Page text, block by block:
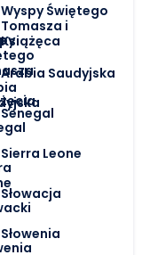
Wyspy Świętego
Tomasza i
Książęca
Arabia Saudyjska
Senegal
Sierra Leone
Słowacja
Słowenia